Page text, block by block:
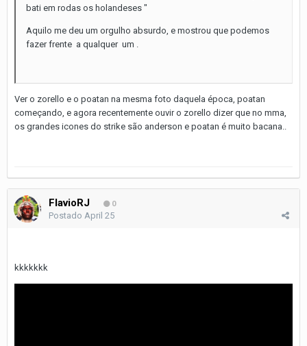
bati em rodas os holandeses "
Aquilo me deu um orgulho absurdo, e mostrou que podemos
fazer frente a qualquer um .
Ver o zorello e o poatan na mesma foto daquela época, poatan
começando, e agora recentemente ouvir o zorello dizer que no mma,
os grandes icones do strike são anderson e poatan é muito bacana..
FlavioRJ 0
Postado April 25
kkkkkkk